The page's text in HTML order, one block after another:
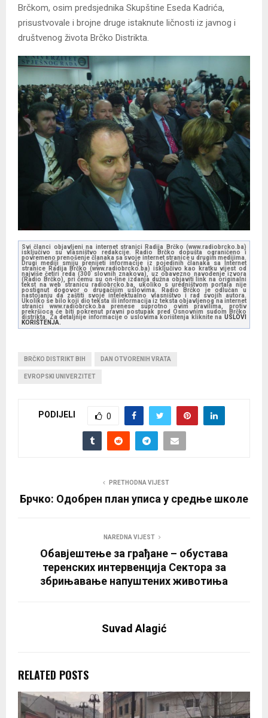
Brčkom, osim predsjednika Skupštine Eseda Kadrića,
prisustvovale i brojne druge istaknute ličnosti iz javnog i
društvenog života Brčko Distrikta.
Svi članci objavljeni na internet stranici Radija Brčko (www.radiobrcko.ba)
isključivo su vlasništvo redakcije. Radio Brčko dopušta ograničeno i
povremeno prenošenje članaka sa svoje internet stranice u drugim medijima.
Drugi mediji smiju prenijeti informacije iz pojedinih članaka sa Internet
stranice Radija Brčko (www.radiobrcko.ba) isključivo kao kratku vijest od
najviše četiri reda (300 slovnih znakova), uz obavezno navođenje izvora
(Radio Brčko), pri čemu su on-line izdanja dužna objaviti link na originalni
tekst na web stranicu radiobrcko.ba, ukoliko s uredništvom portala nije
postignut dogovor o drugačijim uslovima. Radio Brčko je odlučan u
nastojanju da zaštiti svoje intelektualno vlasništvo i rad svojih autora.
Ukoliko se bilo koji dio teksta ili informacija iz teksta objavljenog na internet
stranici www.radiobrcko.ba prenese suprotno ovim pravilima, protiv
prekršioca će biti pokrenut pravni postupak pred Osnovnim sudom Brčko
distrikta. Za detaljnije informacije o uslovima korištenja kliknite na USLOVI
KORIŠTENJA.
BRČKO DISTRIKT BIH DAN OTVORENIH VRATA
EVROPSKI UNIVERZITET
PODIJELI 0
PRETHODNA VIJEST
Брчко: Одобрен план уписа у средње школе
NAREDNA VIJEST
Обавјештење за грађане – обустава
теренских интервенција Сектора за
збрињавање напуштених животиња
Suvad Alagić
RELATED POSTS